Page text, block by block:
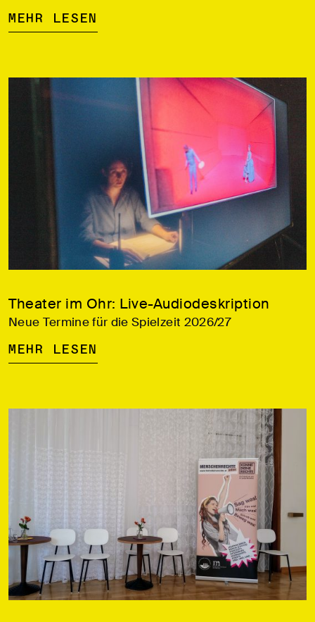
Mehr lesen
Theater im Ohr: Live-Audiodeskription
Neue Termine für die Spielzeit 2026/27
Mehr lesen